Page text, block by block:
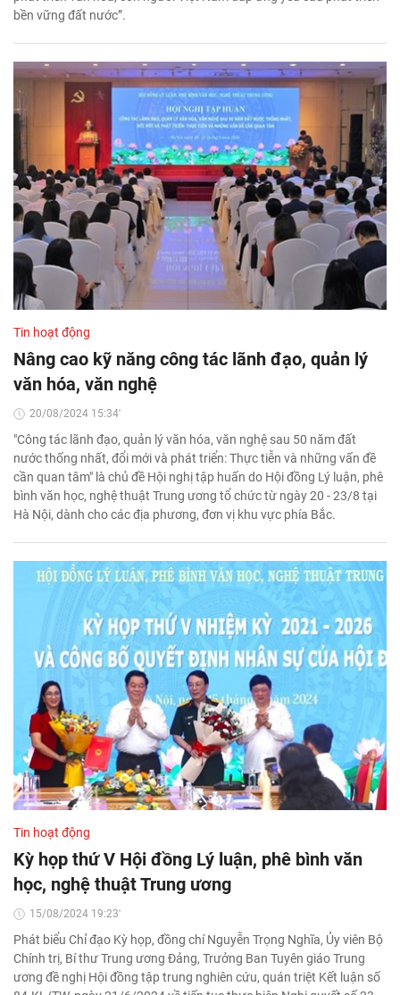
bền vững đất nước”.
Tin hoạt động
Nâng cao kỹ năng công tác lãnh đạo, quản lý
văn hóa, văn nghệ
20/08/2024 15:34'
"Công tác lãnh đạo, quản lý văn hóa, văn nghệ sau 50 năm đất
nước thống nhất, đổi mới và phát triển: Thực tiễn và những vấn đề
cần quan tâm" là chủ đề Hội nghị tập huấn do Hội đồng Lý luận, phê
bình văn học, nghệ thuật Trung ương tổ chức từ ngày 20 - 23/8 tại
Hà Nội, dành cho các địa phương, đơn vị khu vực phía Bắc.
Tin hoạt động
Kỳ họp thứ V Hội đồng Lý luận, phê bình văn
học, nghệ thuật Trung ương
15/08/2024 19:23'
Phát biểu Chỉ đạo Kỳ họp, đồng chí Nguyễn Trọng Nghĩa, Ủy viên Bộ
Chính trị, Bí thư Trung ương Đảng, Trưởng Ban Tuyên giáo Trung
ương đề nghị Hội đồng tập trung nghiên cứu, quán triệt Kết luận số